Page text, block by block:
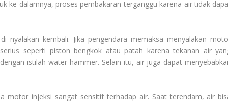
ke dalamnya, proses pembakaran terganggu karena air tidak
nyalakan kembali. Jika pengendara memaksa menyalakan
seperti piston bengkok atau patah karena tekanan air
istilah water hammer. Selain itu, air juga dapat
motor injeksi sangat sensitif terhadap air. Saat terendam, air